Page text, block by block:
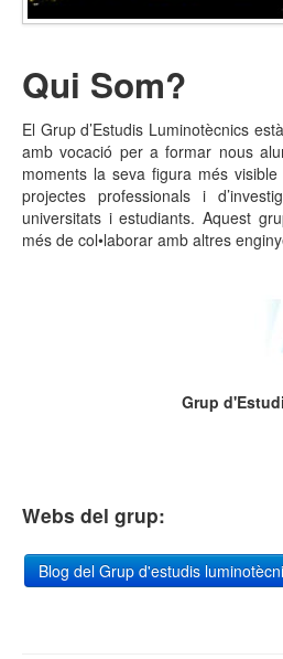
Qui Som?
El Grup d’Estudis Luminotècnics
amb vocació per a formar nous
moments la seva figura més
projectes professionals i
universitats i estudiants. Aquest
més de col•laborar amb altres
Grup
Webs del grup:
Blog del Grup d'estudis